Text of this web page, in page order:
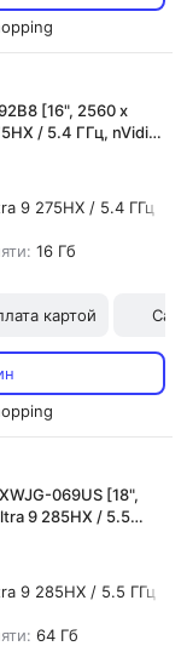
[16", 2560 x
/ 5.4 ГГц, nVidia
DDR5, 1 Тб,
9 275HX / 5.4 ГГц
16 Гб
картой
069US [18",
9 285HX / 5.5
64 Гб, DDR5, 2
9 285HX / 5.5 ГГц
64 Гб